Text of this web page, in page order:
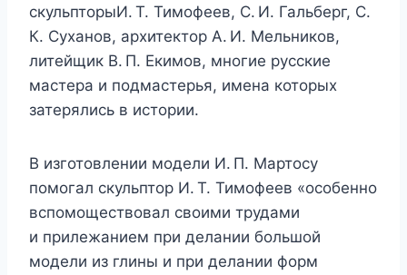
скульпторыИ. Т. Тимофеев, С. И. Гальберг, С.
К. Суханов, архитектор А. И. Мельников,
литейщик В. П. Екимов, многие русские
мастера и подмастерья, имена которых
затерялись в истории.
В изготовлении модели И. П. Мартосу
помогал скульптор И. Т. Тимофеев «особенно
вспомоществовал своими трудами
и прилежанием при делании большой
модели из глины и при делании форм